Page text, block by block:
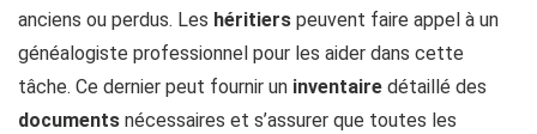
anciens ou perdus. Les héritiers peuvent faire appel à un
généalogiste professionnel pour les aider dans cette
tâche. Ce dernier peut fournir un inventaire détaillé des
documents nécessaires et s’assurer que toutes les